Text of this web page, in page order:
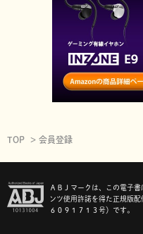
TOP 会員登録
ＡＢＪマークは、この電子
ンツ使用許諾を得た正規版
６０９１７１３号）です。